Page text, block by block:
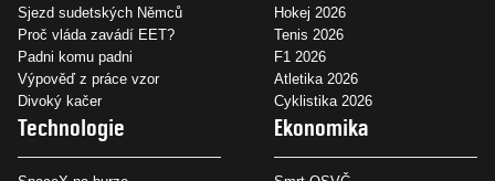
Sjezd sudetských Němců
Proč vláda zavádí EET?
Padni komu padni
Výpověď z práce vzor
Divoký kačer
Hokej 2026
Tenis 2026
F1 2026
Atletika 2026
Cyklistika 2026
Technologie Ekonomika